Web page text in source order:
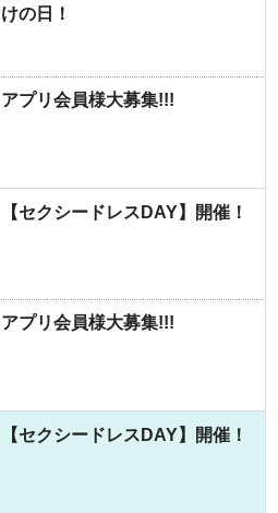
けの日！
アプリ会員様大募集!!!
【セクシードレスDAY】開催！
アプリ会員様大募集!!!
【セクシードレスDAY】開催！